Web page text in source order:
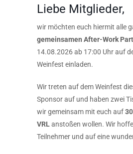
Liebe Mitglieder,
wir möchten euch hiermit alle
gemeinsamen After-Work
14.08.2026 ab 17:00 Uhr auf
Weinfest einladen.
Wir treten auf dem Weinfest
Sponsor auf und haben zwei
wir gemeinsam mit euch auf
VRLanstoßen wollen. Wir
Teilnehmer und auf eine